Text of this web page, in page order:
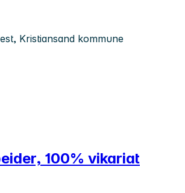
Kristiansand kommune
100% vikariat